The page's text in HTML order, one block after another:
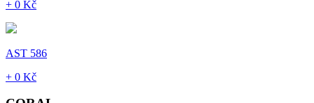
+ 0 Kč
AST 586
+ 0 Kč